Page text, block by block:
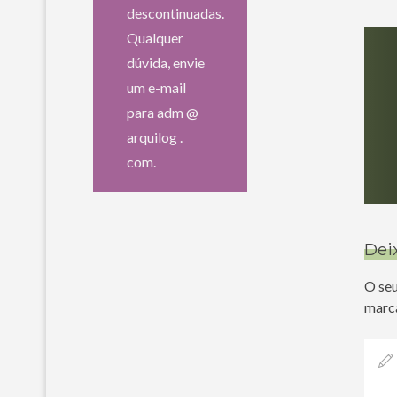
O
descontinuadas.
Qualquer
dúvida, envie
um e-mail
para adm @
arquilog .
com.